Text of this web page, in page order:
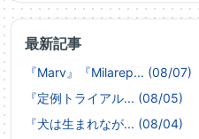
最新記事
『Marv』『Milarep... (08/07)
『定例トライアル... (08/05)
『犬は生まれなが... (08/04)